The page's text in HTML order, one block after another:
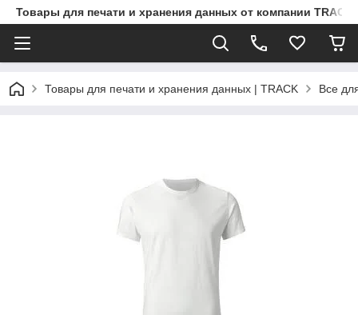
Товары для печати и хранения данных от компании TRACK
Товары для печати и хранения данных | TRACK Все